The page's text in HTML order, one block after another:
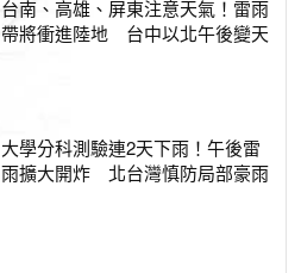
台南、高雄、屏東注意天氣！雷雨
帶將衝進陸地 台中以北午後變天
大學分科測驗連2天下雨！午後雷
雨擴大開炸 北台灣慎防局部豪雨